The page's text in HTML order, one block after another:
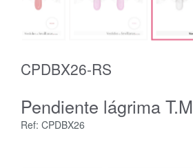
CPDBX26-RS
Pendiente lágrima T.M
Ref: CPDBX26